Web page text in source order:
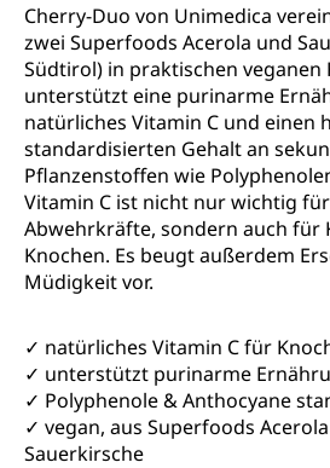
Cherry-Duo von Unimedica
zwei Superfoods Acerola und
Südtirol) in praktischen veganen
unterstützt eine purinarme
natürliches Vitamin C und einen
standardisierten Gehalt an
Pflanzenstoffen wie
Vitamin C ist nicht nur wichtig
Abwehrkräfte, sondern auch für
Knochen. Es beugt außerdem
Müdigkeit vor.
✓ natürliches Vitamin C für
✓ unterstützt purinarme
✓ Polyphenole & Anthocyane
✓ vegan, aus Superfoods
Sauerkirsche